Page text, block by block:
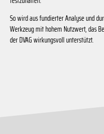
So wird aus fundierter Analyse und
Werkzeug mit hohem Nutzwert, das
der DVAG wirkungsvoll unterstützt.